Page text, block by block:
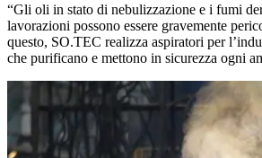
“Gli oli in stato di nebulizzazione e i fumi
lavorazioni possono essere gravemente
questo, SO.TEC realizza aspiratori per
che purificano e mettono in sicurezza ogni